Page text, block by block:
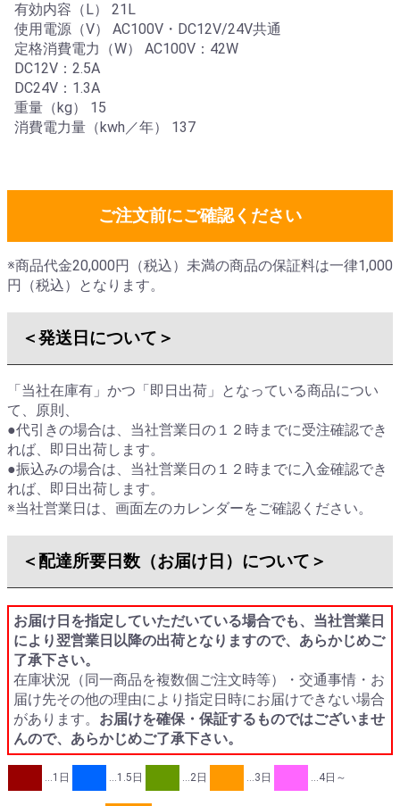
有効内容（L） 21L
使用電源（V） AC100V・DC12V/24V共通
定格消費電力（W） AC100V：42W
DC12V：2.5A
DC24V：1.3A
重量（kg） 15
消費電力量（kwh／年） 137
ご注文前にご確認ください
※商品代金20,000円（税込）未満の商品の保証料は一律1,000
円（税込）となります。
＜発送日について＞
「当社在庫有」かつ「即日出荷」となっている商品につい
て、原則、
●代引きの場合は、 当社営業日の１２時までに受注確認でき
れば、即日出荷します。
●振込みの場合は、 当社営業日の１２時までに入金確認でき
れば、即日出荷します。
※当社営業日は、画面左のカレンダーをご確認ください。
＜配達所要日数（お届け日）について＞
お届け日を指定していただいている場合でも、当社営業日
により翌営業日以降の出荷となりますので、あらかじめご
了承下さい。
在庫状況（同一商品を複数個ご注文時等）・交通事情・お
届け先その他の理由により指定日時にお届けできない場合
があります。 お届けを確保・保証するものではございませ
んので、あらかじめご了承下さい。
…1日 …1.5日 …2日 …3日 …4日～